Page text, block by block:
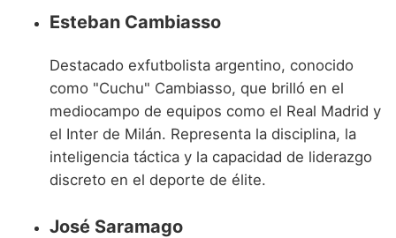
Esteban Cambiasso
Destacado exfutbolista argentino, conocido
como "Cuchu" Cambiasso, que brilló en el
mediocampo de equipos como el Real Madrid y
el Inter de Milán. Representa la disciplina, la
inteligencia táctica y la capacidad de liderazgo
discreto en el deporte de élite.
José Saramago